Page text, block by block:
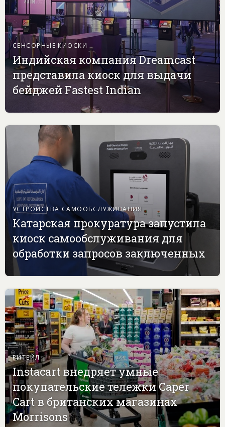
СЕНСОРНЫЕ КИОСКИ
Индийская компания Dreamcast
представила киоск для выдачи
бейджей Fastest Indian
УСТРОЙСТВА САМООБСЛУЖИВАНИЯ
Катарская прокуратура запустила
киоск самообслуживания для
обработки запросов заключенных
РИТЕЙЛ
Instacart внедряет умные
покупательские тележки Caper
Cart в британских магазинах
Morrisons